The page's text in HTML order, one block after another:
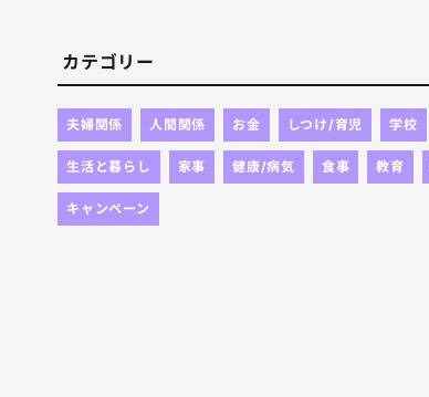
カテゴリー
夫婦関係 人間関係 お金 しつけ/育児 学校
生活と暮らし 家事 健康/病気 食事 教育
キャンペーン